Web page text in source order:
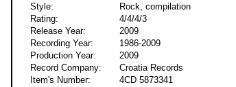
Style:
Rock, compilation
Rating:
4/4/4/3
Release Year:
2009
Recording Year:
1986-2009
Production Year:
2009
Record Company:
Croatia Records
Item's Number:
4CD 5873341